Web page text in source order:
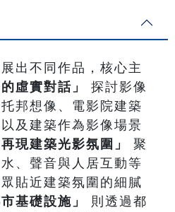
出不同作品，核心主
虛實對話」
探討影像
邦想像、電影院建築
及建築作為影像場景
再現建築光影氛圍」
聚
、聲音與人居互動等
貼近建築氛圍的細膩
基礎設施」
則透過都